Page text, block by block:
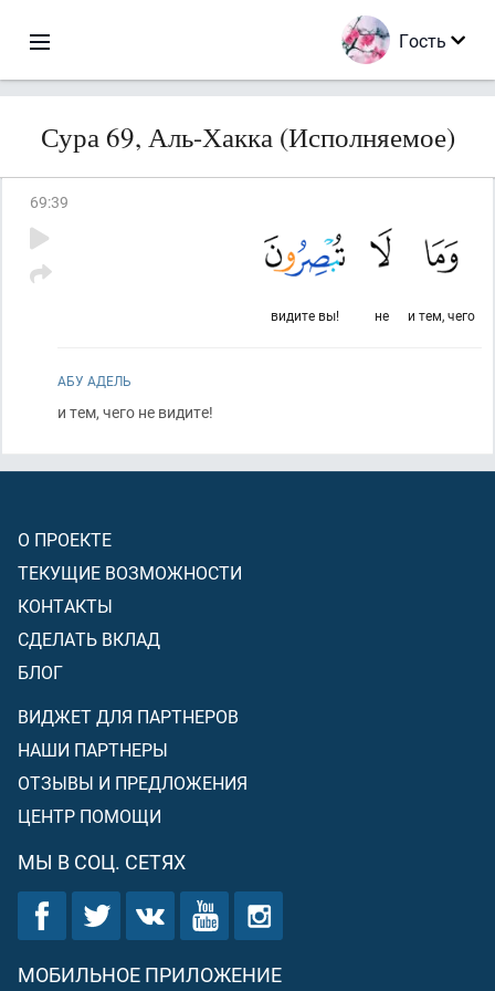
Гость
Сура 69, Аль-Хакка (Исполняемое)
69:39
и тем, чего
не
видите вы!
АБУ АДЕЛЬ
и тем, чего не видите!
О ПРОЕКТЕ
ТЕКУЩИЕ ВОЗМОЖНОСТИ
КОНТАКТЫ
СДЕЛАТЬ ВКЛАД
БЛОГ
ВИДЖЕТ ДЛЯ ПАРТНЕРОВ
НАШИ ПАРТНЕРЫ
ОТЗЫВЫ И ПРЕДЛОЖЕНИЯ
ЦЕНТР ПОМОЩИ
МЫ В СОЦ. СЕТЯХ
МОБИЛЬНОЕ ПРИЛОЖЕНИЕ